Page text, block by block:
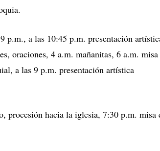
p.m., a las 10:45 p.m. presentación
oraciones, 4 a.m. mañanitas, 6 a.m. misa
a las 9 p.m. presentación artística
procesión hacia la iglesia, 7:30 p.m. misa